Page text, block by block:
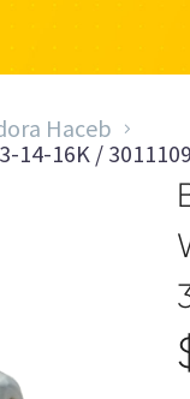
Haceb
14-16K /